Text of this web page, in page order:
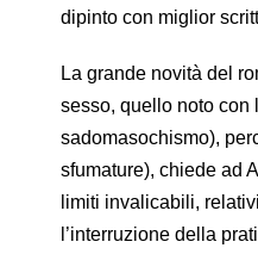
dipinto con miglior
La grande novità del
sesso, quello noto con
sadomasochismo),
sfumature), chiede ad
limiti invalicabili,
l’interruzione della